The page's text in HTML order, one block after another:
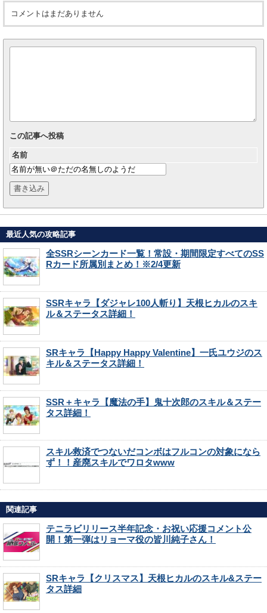
コメントはまだありません
この記事へ投稿
名前
最近人気の攻略記事
全SSRシーンカード一覧！常設・期間限定すべてのSS
Rカード所属別まとめ！※2/4更新
SSRキャラ【ダジャレ100人斬り】天根ヒカルのスキ
ル＆ステータス詳細！
SRキャラ【Happy Happy Valentine】一氏ユウジのス
キル＆ステータス詳細！
SSR＋キャラ【魔法の手】鬼十次郎のスキル＆ステー
タス詳細！
スキル救済でつないだコンボはフルコンの対象になら
ず！！産廃スキルでワロタwww
関連記事
テニラビリリース半年記念・お祝い応援コメント公
開！第一弾はリョーマ役の皆川純子さん！
SRキャラ【クリスマス】天根ヒカルのスキル&ステー
タス詳細